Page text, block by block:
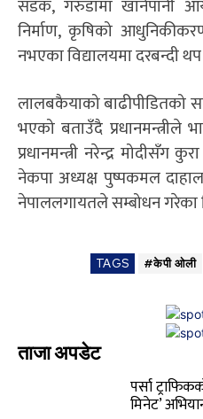
सडक, गरुडामा खानेपानी
निर्माण, कृषिको
नभएका विद्यालयमा दरबन्दी थप
लालबकैयाको बाढीपीडितको
भएको बताउँदै प्रधानमन्त्रीले
प्रधानमन्त्री नरेन्द्र मोदीसँग
नेकपा अध्यक्ष पुष्पकमल दाहाल
नेपाललगायतले सम्बोधन गरेका
TAGS #केपी ओली
ताजा अपडेट
पर्सा
मिनेट’